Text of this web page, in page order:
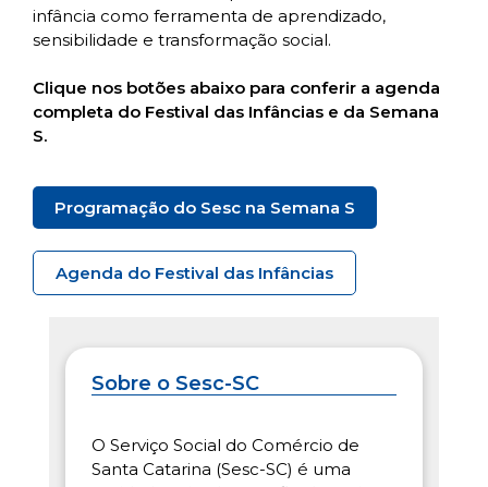
infância como ferramenta de aprendizado,
sensibilidade e transformação social.
Clique nos botões abaixo para conferir a agenda
completa do Festival das Infâncias e da Semana
S.
Programação do Sesc na Semana S
Agenda do Festival das Infâncias
Sobre o Sesc-SC
O Serviço Social do Comércio de
Santa Catarina (Sesc-SC) é uma